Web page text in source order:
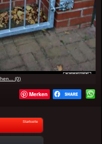
(0)
Merken
Startseite